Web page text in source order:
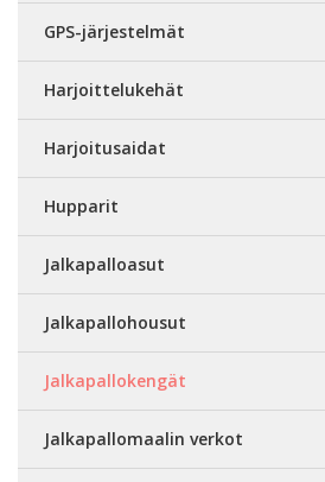
GPS-järjestelmät
Harjoittelukehät
Harjoitusaidat
Hupparit
Jalkapalloasut
Jalkapallohousut
Jalkapallokengät
Jalkapallomaalin verkot